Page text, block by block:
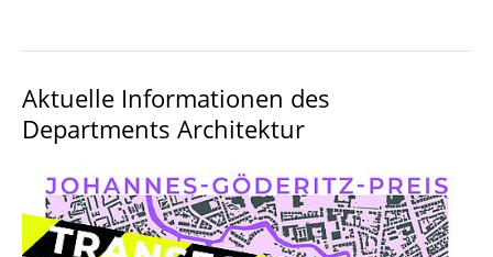
Aktuelle Informationen des
Departments Architektur